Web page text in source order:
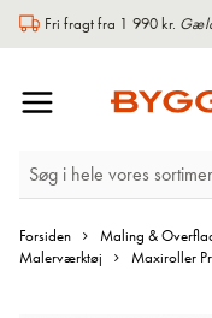
Fri fragt fra 1 990 kr.
Forsiden Maling &
Malerværktøj
Maxiroller